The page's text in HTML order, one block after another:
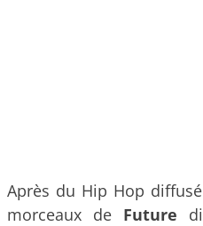
Après du Hip Hop
morceaux de Future